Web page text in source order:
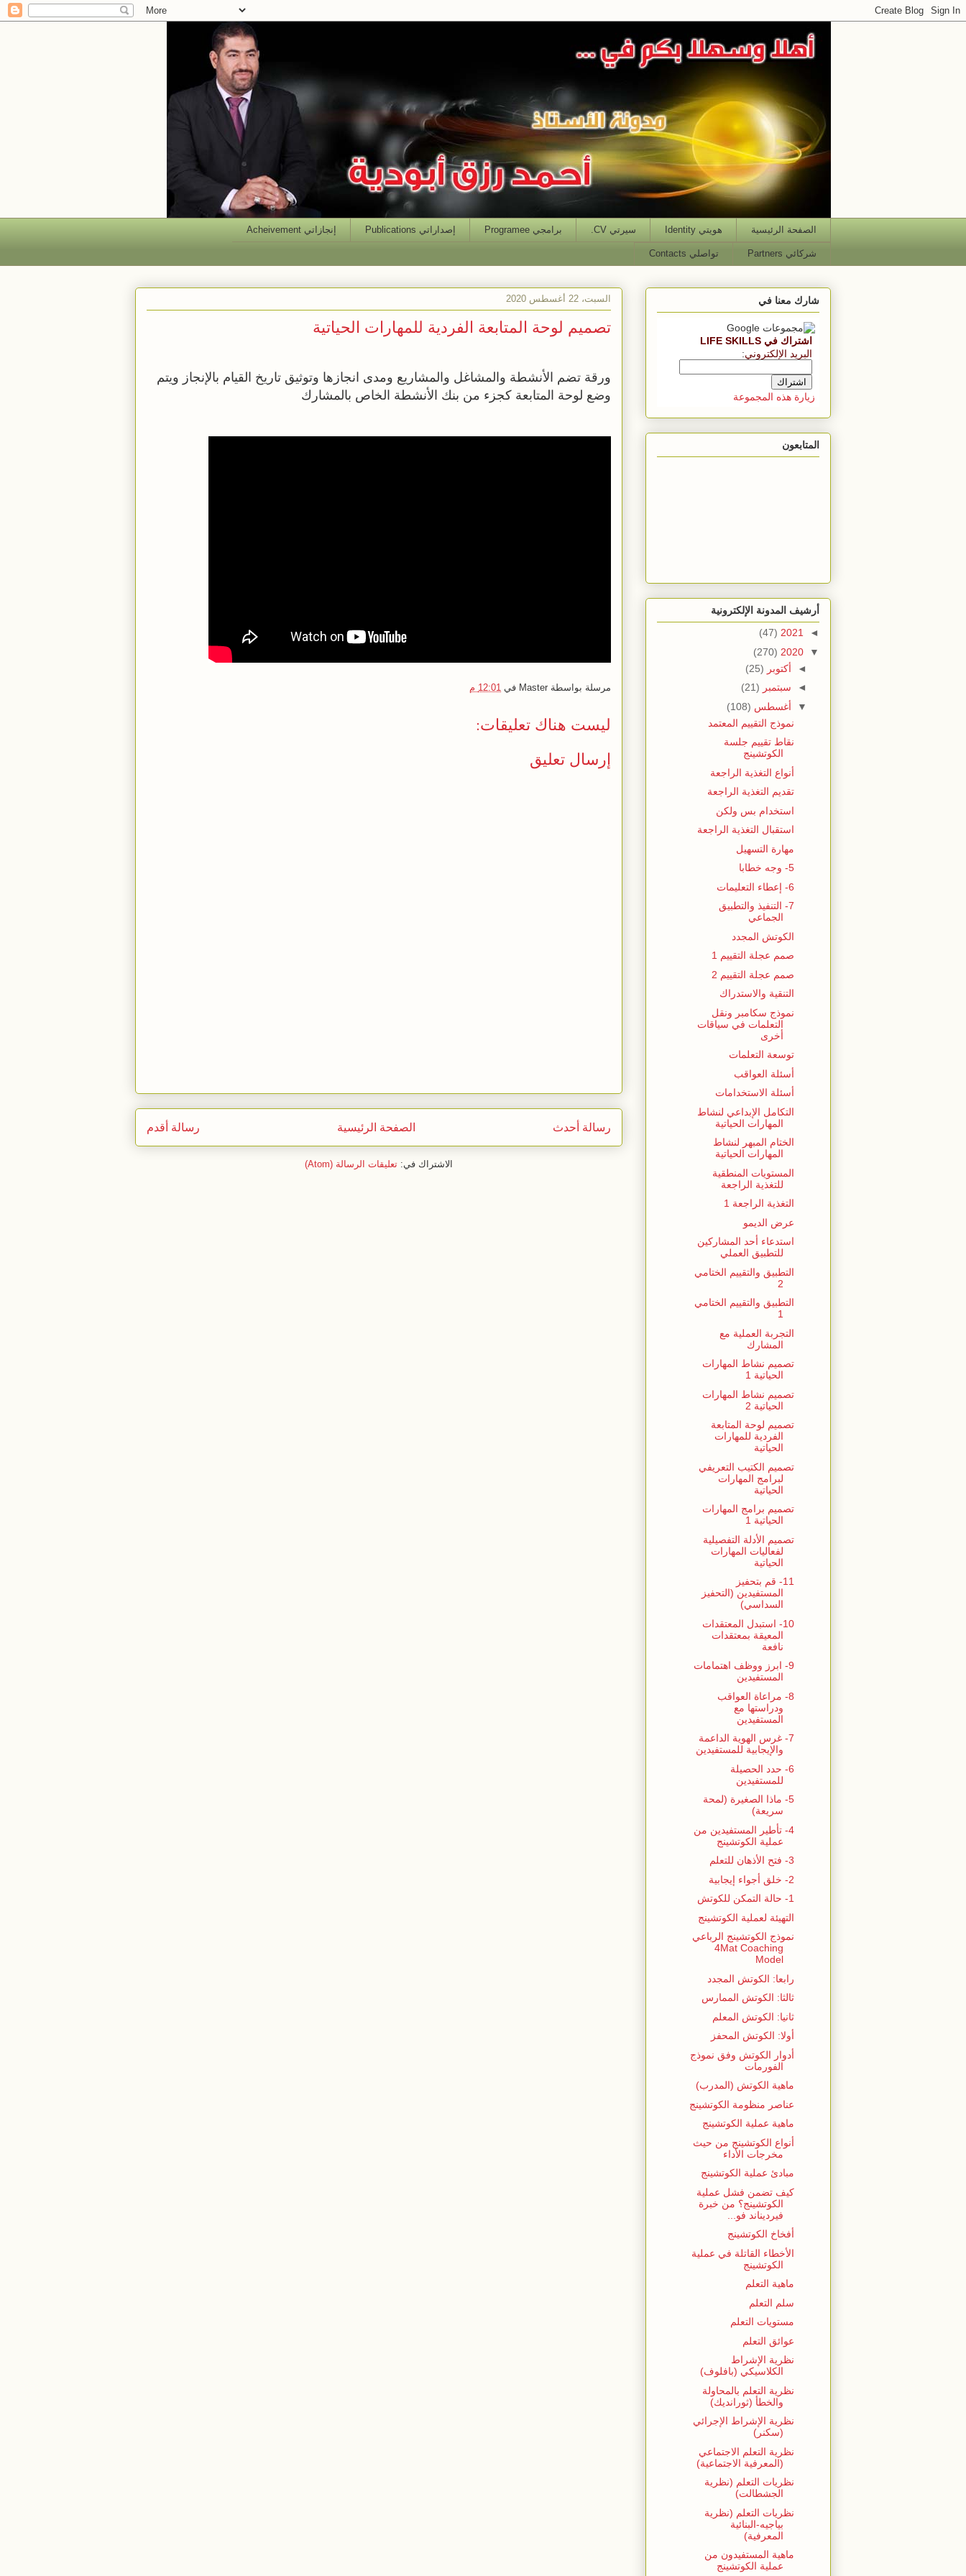
الصفحة الرئيسية هويتي Identity سيرتي CV. برامجي Programee إصداراتي Publications إنجازاتي Acheivement
شركائي Partners تواصلي Contacts
السبت، 22 أغسطس 2020
تصميم لوحة المتابعة الفردية للمهارات الحياتية
ورقة تضم الأنشطة والمشاغل والمشاريع ومدى انجازها وتوثيق تاريخ القيام بالإنجاز ويتم
وضع لوحة المتابعة كجزء من بنك الأنشطة الخاص بالمشارك
مرسلة بواسطة Master في 12:01 م
ليست هناك تعليقات:
إرسال تعليق
رسالة أحدث رسالة أقدم الصفحة الرئيسية
الاشتراك في: تعليقات الرسالة (Atom)
شارك معنا في
اشتراك في LIFE SKILLS
البريد الإلكتروني:
زيارة هذه المجموعة
المتابعون
أرشيف المدونة الإلكترونية
◄
2021
(47)
▼
2020
(270)
◄ أكتوبر (25)
◄ سبتمبر (21)
▼ أغسطس (108)
نموذج التقييم المعتمد
نقاط تقييم جلسة
الكوتشينج
أنواع التغذية الراجعة
تقديم التغذية الراجعة
استخدام بس ولكن
استقبال التغذية الراجعة
مهارة التسهيل
5- وجه خطابا
6- إعطاء التعليمات
7- التنفيذ والتطبيق
الجماعي
الكوتش المجدد
صمم عجلة التقييم 1
صمم عجلة التقييم 2
التنقية والاستدراك
نموذج سكامبر ونقل
التعلمات في سياقات
أخرى
توسعة التعلمات
أسئلة العواقب
أسئلة الاستخدامات
التكامل الإبداعي لنشاط
المهارات الحياتية
الختام المبهر لنشاط
المهارات الحياتية
المستويات المنطقية
للتغذية الراجعة
التغذية الراجعة 1
عرض الديمو
استدعاء أحد المشاركين
للتطبيق العملي
التطبيق والتقييم الختامي
2
التطبيق والتقييم الختامي
1
التجربة العملية مع
المشارك
تصميم نشاط المهارات
الحياتية 1
تصميم نشاط المهارات
الحياتية 2
تصميم لوحة المتابعة
الفردية للمهارات
الحياتية
تصميم الكتيب التعريفي
لبرامج المهارات
الحياتية
تصميم برامج المهارات
الحياتية 1
تصميم الأدلة التفصيلية
لفعاليات المهارات
الحياتية
11- قم بتحفيز
المستفيدين (التحفيز
السداسي)
10- استبدل المعتقدات
المعيقة بمعتقدات
نافعة
9- ابرز ووظف اهتمامات
المستفيدين
8- مراعاة العواقب
ودراستها مع
المستفيدين
7- غرس الهوية الداعمة
والإيجابية للمستفيدين
6- حدد الحصيلة
للمستفيدين
5- ماذا الصغيرة (لمحة
سريعة)
4- تأطير المستفيدين من
عملية الكوتشينج
3- فتح الأذهان للتعلم
2- خلق أجواء إيجابية
1- حالة التمكن للكوتش
التهيئة لعملية الكوتشينج
نموذج الكوتشينج الرباعي
4Mat Coaching
Model
رابعا: الكوتش المجدد
ثالثا: الكوتش الممارس
ثانيا: الكوتش المعلم
أولا: الكوتش المحفز
أدوار الكوتش وفق نموذج
الفورمات
ماهية الكوتش (المدرب)
عناصر منظومة الكوتشينج
ماهية عملية الكوتشينج
أنواع الكوتشينج من حيث
مخرجات الأداء
مبادئ عملية الكوتشينج
كيف تضمن فشل عملية
الكوتشينج؟ من خبرة
فيرديناند فو...
أفخاخ الكوتشينج
الأخطاء القاتلة في عملية
الكوتشينج
ماهية التعلم
سلم التعلم
مستويات التعلم
عوائق التعلم
نظرية الإشراط
الكلاسيكي (بافلوف)
نظرية التعلم بالمحاولة
والخطأ (ثورانديك)
نظرية الإشراط الإجرائي
(سكنر)
نظرية التعلم الاجتماعي
(المعرفية الاجتماعية)
نظريات التعلم (نظرية
الجشطالت)
نظريات التعلم (نظرية
بياجيه-البنائية
المعرفية)
ماهية المستفيدون من
عملية الكوتشينج